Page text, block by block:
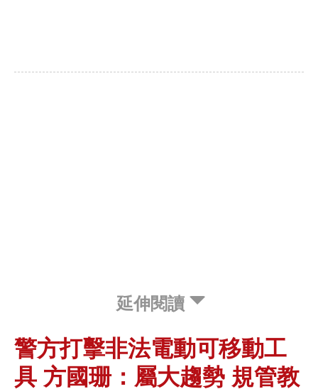
延伸閱讀
警方打擊非法電動可移動工
具 方國珊：屬大趨勢 規管教